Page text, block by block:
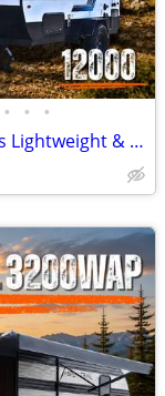
• • •
NEW Coachmen Clipper Travel Trailers Lightweight & SUV Towable